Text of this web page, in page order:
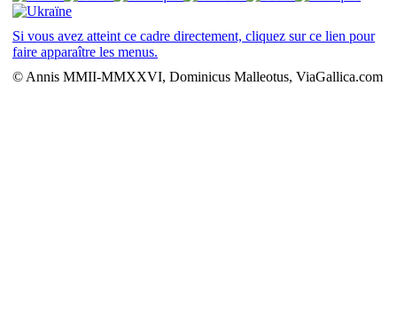
Si vous avez atteint ce cadre directement, cliquez sur ce lien pour
faire apparaître les menus.
© Annis MMII-MMXXVI, Dominicus Malleotus, ViaGallica.com